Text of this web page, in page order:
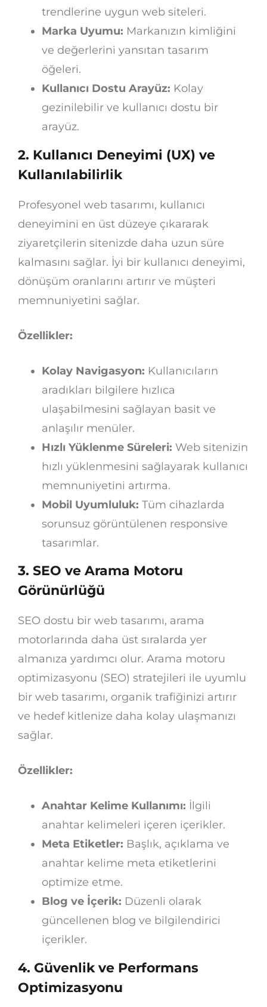
trendlerine uygun web siteleri.
Marka Uyumu: Markanızın kimliğini
ve değerlerini yansıtan tasarım
öğeleri.
Kullanıcı Dostu Arayüz: Kolay
gezinilebilir ve kullanıcı dostu bir
arayüz.
2. Kullanıcı Deneyimi (UX) ve
Kullanılabilirlik
Profesyonel web tasarımı, kullanıcı
deneyimini en üst düzeye çıkararak
ziyaretçilerin sitenizde daha uzun süre
kalmasını sağlar. İyi bir kullanıcı deneyimi,
dönüşüm oranlarını artırır ve müşteri
memnuniyetini sağlar.
Özellikler:
Kolay Navigasyon: Kullanıcıların
aradıkları bilgilere hızlıca
ulaşabilmesini sağlayan basit ve
anlaşılır menüler.
Hızlı Yüklenme Süreleri: Web sitenizin
hızlı yüklenmesini sağlayarak kullanıcı
memnuniyetini artırma.
Mobil Uyumluluk: Tüm cihazlarda
sorunsuz görüntülenen responsive
tasarımlar.
3. SEO ve Arama Motoru
Görünürlüğü
SEO dostu bir web tasarımı, arama
motorlarında daha üst sıralarda yer
almanıza yardımcı olur. Arama motoru
optimizasyonu (SEO) stratejileri ile uyumlu
bir web tasarımı, organik trafiğinizi artırır
ve hedef kitlenize daha kolay ulaşmanızı
sağlar.
Özellikler:
Anahtar Kelime Kullanımı: İlgili
anahtar kelimeleri içeren içerikler.
Meta Etiketler: Başlık, açıklama ve
anahtar kelime meta etiketlerini
optimize etme.
Blog ve İçerik: Düzenli olarak
güncellenen blog ve bilgilendirici
içerikler.
4. Güvenlik ve Performans
Optimizasyonu